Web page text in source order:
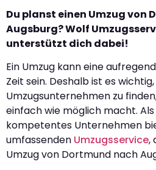
Du planst einen Umzug von
Augsburg? Wolf
unterstützt dich dabei!
Ein Umzug kann eine
Zeit sein. Deshalb ist es
Umzugsunternehmen zu
einfach wie möglich macht.
kompetentes Unternehmen
umfassenden Umzugsservice,
Umzug von Dortmund nach